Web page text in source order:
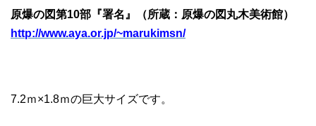
原爆の図第10部『署名』（所蔵：原爆の図丸木美術館）
http://www.aya.or.jp/~marukimsn/
7.2ｍ×1.8ｍの巨大サイズです。